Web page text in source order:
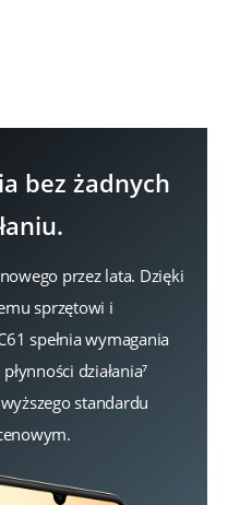
bez żadnych
przez lata. Dzięki
sprzętowi i
spełnia wymagania
działania⁷
standardu